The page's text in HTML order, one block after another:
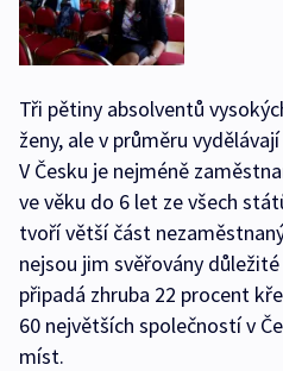
Tři pětiny absolventů
ženy, ale v průměru
V Česku je nejméně
ve věku do 6 let ze všech
tvoří větší část
nejsou jim svěřovány
připadá zhruba 22 procent
60 největších společností v
míst.